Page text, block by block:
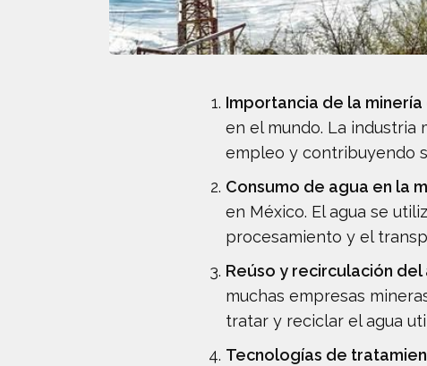
Importancia de la minería
en el mundo. La industria
empleo y contribuyendo
Consumo de agua en la
en México. El agua se
procesamiento y el
Reúso y recirculación del
muchas empresas
tratar y reciclar el agua
Tecnologías de